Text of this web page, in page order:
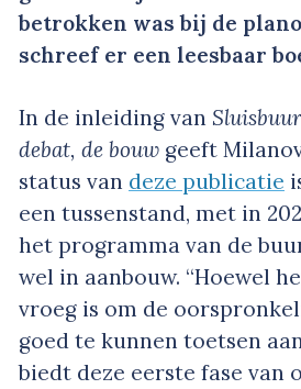
betrokken was bij de
schreef er een leesbaar
In de inleiding van
debat, de bouw geeft
status van deze publicatie
een tussenstand, met in
het programma van de
wel in aanbouw. “Hoewel
vroeg is om de
goed te kunnen toetsen
biedt deze eerste fase van